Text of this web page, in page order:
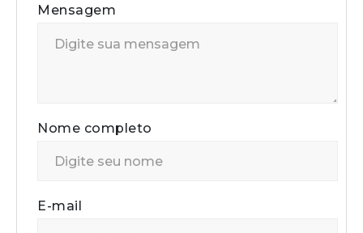
Mensagem
Nome completo
E-mail